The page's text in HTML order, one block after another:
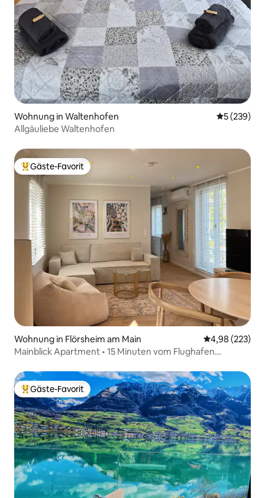
Wohnung in Waltenhofen
5 (239)
Allgäuliebe Waltenhofen
Beliebter Gäste-Favorit.
Gäste-Favorit
Wohnung in Flörsheim am Main
4,98 (223)
Mainblick Apartment • 15 Minuten vom Flughafen
Beliebter Gäste-Favorit.
Gäste-Favorit